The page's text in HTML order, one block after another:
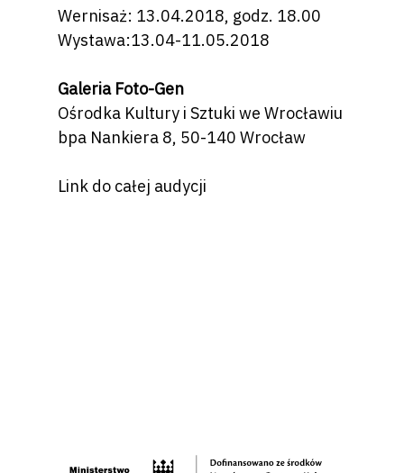
Wernisaż: 13.04.2018, godz. 18.00
Wystawa:13.04-11.05.2018
Galeria Foto-Gen
Ośrodka Kultury i Sztuki we Wrocławiu
bpa Nankiera 8, 50-140 Wrocław
Link do całej audycji